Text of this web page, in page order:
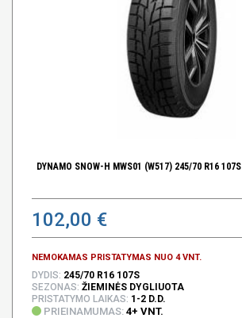
DYNAMO SNOW-H MWS01 (W517) 245/70 R16 107S
102,00 €
NEMOKAMAS PRISTATYMAS NUO 4 VNT.
DYDIS: 245/70 R16 107S
SEZONAS: ŽIEMINĖS DYGLIUOTA
PRISTATYMO LAIKAS: 1-2 D.D.
PRIEINAMUMAS: 4+ VNT.